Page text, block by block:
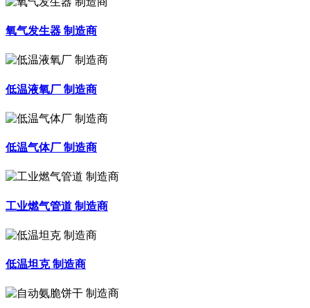
氧气发生器 制造商
低温液氧厂 制造商
低温气体厂 制造商
工业燃气管道 制造商
低温坦克 制造商